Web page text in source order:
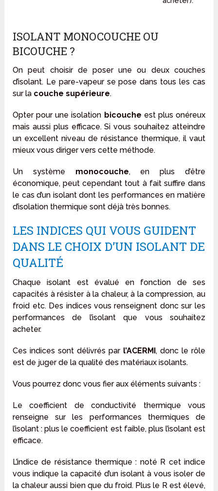
ISOLANT MONOCOUCHE OU
BICOUCHE ?
On peut choisir de poser une ou deux couches
d’isolant. Le pare-vapeur se pose dans tous les cas
sur la couche supérieure.
Opter pour une isolation bicouche est plus onéreux
mais aussi plus efficace. Si vous souhaitez atteindre
un excellent niveau de résistance thermique, il vaut
mieux vous diriger vers cette méthode.
Un système monocouche, en plus d’être
économique, peut cependant tout à fait suffire dans
le cas d’un isolant dont les performances en matière
d’isolation thermique sont déjà très bonnes.
LES INDICES QUI VOUS GUIDENT
DANS LE CHOIX D’UN ISOLANT DE
QUALITÉ
Chaque isolant est évalué en fonction de ses
capacités à résister à la chaleur, à la compression, au
froid etc. Des indices vous renseignent donc sur les
performances de l’isolant que vous souhaitez
acheter.
Ces indices sont délivrés par l’ACERMI , donc le rôle
est de juger de la qualité des matériaux isolants.
Vous pourrez donc vous fier aux éléments suivants :
Le coefficient de conductivité thermique vous
renseigne sur les performances thermiques de
l’isolant : plus le coefficient est faible, plus l’isolant est
efficace.
L’indice de résistance thermique : noté R cet indice
vous indique la capacité d’un isolant à vous isoler de
la chaleur aussi bien que du froid. Plus le R est élevé,